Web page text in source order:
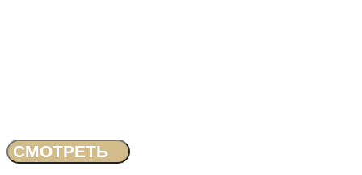
СМОТРЕТЬ